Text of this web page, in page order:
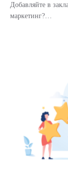
Добавляйте в
маркетинг?…